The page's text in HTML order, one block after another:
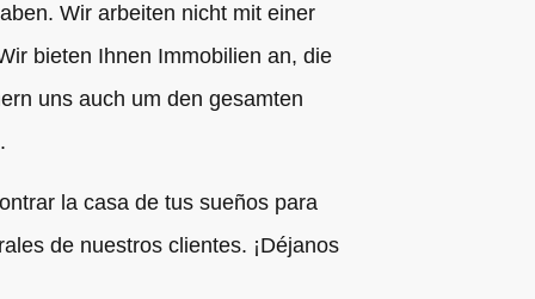
Wir arbeiten nicht mit einer
bieten Ihnen Immobilien an, die
uns auch um den gesamten
la casa de tus sueños para
de nuestros clientes. ¡Déjanos